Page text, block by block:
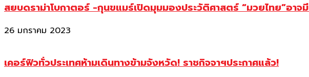
สยบดราม่าโบกาตอร์ -กุนขแมร์เปิดมุมมองประวัติศาสตร์ “มวยไทย”อา
26 มกราคม 2023
เคอร์ฟิวทั่วประเทศห้ามเดินทางข้ามจังหวัด! ราชกิจจาฯประกาศแล้ว!